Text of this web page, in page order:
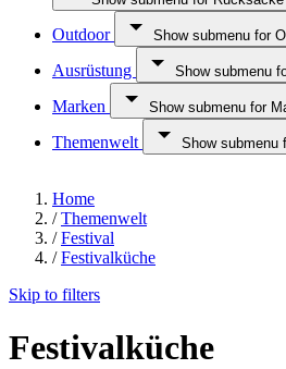
Outdoor Show submenu for
Ausrüstung Show submenu
Marken Show submenu for
Themenwelt Show submenu
Home
/ Themenwelt
/ Festival
/ Festivalküche
Skip to filters
Festivalküche